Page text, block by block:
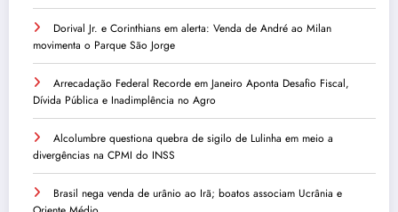
Dorival Jr. e Corinthians em alerta: Venda de André ao Milan
movimenta o Parque São Jorge
Arrecadação Federal Recorde em Janeiro Aponta Desafio Fiscal,
Dívida Pública e Inadimplência no Agro
Alcolumbre questiona quebra de sigilo de Lulinha em meio a
divergências na CPMI do INSS
Brasil nega venda de urânio ao Irã; boatos associam Ucrânia e